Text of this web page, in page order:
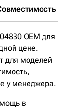
OEM для
цене.
для моделей
у менеджера.
в